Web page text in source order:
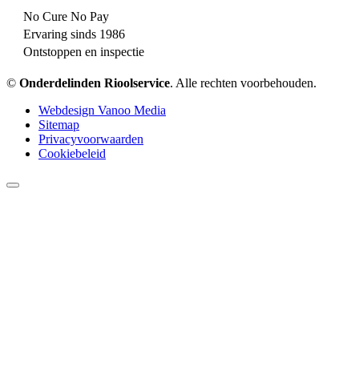
No Cure No Pay
Ervaring sinds 1986
Ontstoppen en inspectie
© Onderdelinden Rioolservice. Alle rechten voorbehouden.
Webdesign Vanoo Media
Sitemap
Privacyvoorwaarden
Cookiebeleid